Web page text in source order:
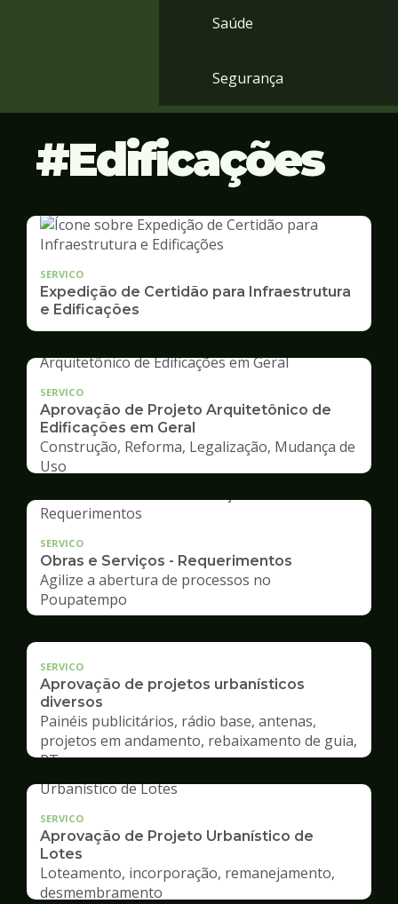
Saúde
Segurança
Edificações
SERVICO
Expedição de Certidão para Infraestrutura
e Edificações
SERVICO
Aprovação de Projeto Arquitetônico de
Edificações em Geral
Construção, Reforma, Legalização, Mudança de
Uso
SERVICO
Obras e Serviços - Requerimentos
Agilize a abertura de processos no
Poupatempo
SERVICO
Aprovação de projetos urbanísticos
diversos
Painéis publicitários, rádio base, antenas,
projetos em andamento, rebaixamento de guia,
RT
SERVICO
Aprovação de Projeto Urbanístico de
Lotes
Loteamento, incorporação, remanejamento,
desmembramento